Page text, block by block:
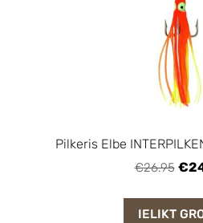
Pilkeris Elbe
€26.95
IELIKT